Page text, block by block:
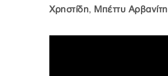
Χρηστίδη, Μπέττυ Αρβανίτη